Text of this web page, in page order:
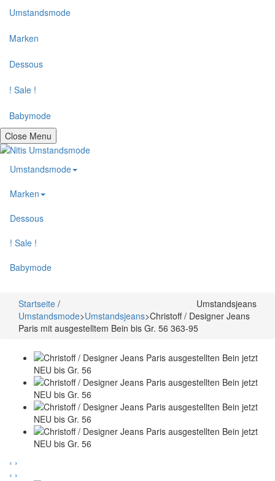
Umstandsmode
Marken
Dessous
! Sale !
Babymode
Close Menu
Umstandsmode
Marken
Dessous
! Sale !
Babymode
Umstandsjeans
Startseite /
Umstandsmode>Umstandsjeans>Christoff / Designer Jeans
Paris mit ausgestelltem Bein bis Gr. 56 363-95
‹ ›
‹ ›